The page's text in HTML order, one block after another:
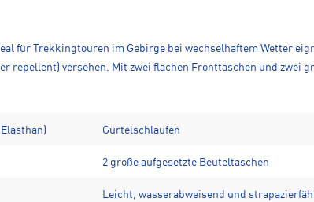
für Trekkingtouren im Gebirge bei wechselhaftem Wetter
repellent) versehen. Mit zwei flachen Fronttaschen und zwei
Gürtelschlaufen
2 große aufgesetzte Beuteltaschen
Leicht, wasserabweisend und